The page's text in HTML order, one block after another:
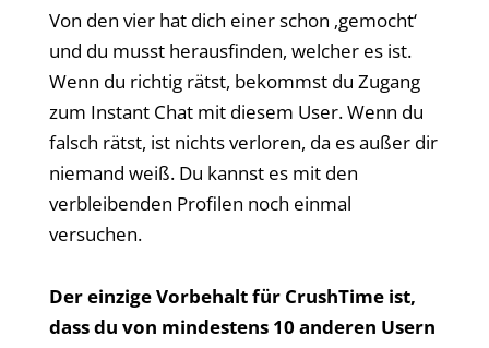
Von den vier hat dich einer schon ‚gemocht‘
und du musst herausfinden, welcher es ist.
Wenn du richtig rätst, bekommst du Zugang
zum Instant Chat mit diesem User. Wenn du
falsch rätst, ist nichts verloren, da es außer dir
niemand weiß. Du kannst es mit den
verbleibenden Profilen noch einmal
versuchen.
Der einzige Vorbehalt für CrushTime ist,
dass du von mindestens 10 anderen Usern